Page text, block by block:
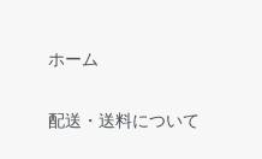
ホーム
配送・送料について